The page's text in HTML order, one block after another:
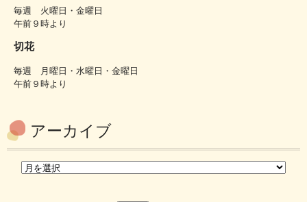
毎週 火曜日・金曜日
午前９時より
切花
毎週 月曜日・水曜日・金曜日
午前９時より
アーカイブ